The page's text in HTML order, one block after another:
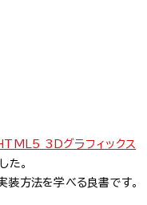
3Dグラフィックス
た。
方法を学べる良書です。